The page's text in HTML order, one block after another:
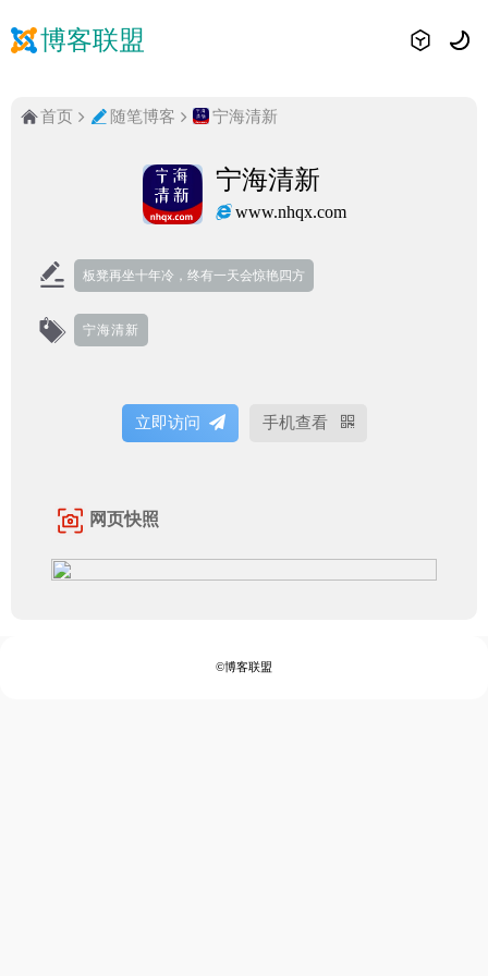
博客联盟
首页 随笔博客 宁海清新
宁海清新
www.nhqx.com
板凳再坐十年冷，终有一天会惊艳四方
宁海清新
立即访问 手机查看
网页快照
©博客联盟